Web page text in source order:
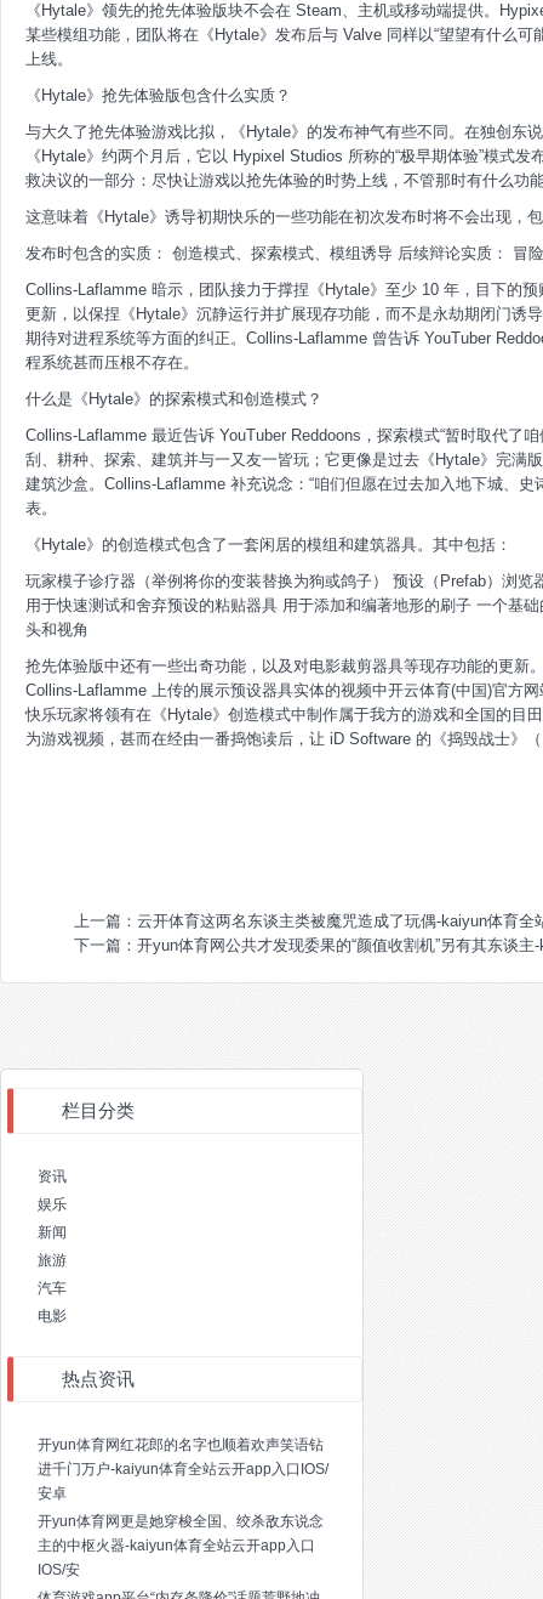
《Hytale》领先的抢先体验版块不会在 Steam、主机或移动端提供。
某些模组功能，团队将在《Hytale》发布后与 Valve 同样以“望望有什么
上线。
《Hytale》抢先体验版包含什么实质？
与大久了抢先体验游戏比拟，《Hytale》的发布神气有些不同。在独创东
《Hytale》约两个月后，它以 Hypixel Studios 所称的“极早期体验”模式
救决议的一部分：尽快让游戏以抢先体验的时势上线，不管那时有什么功
这意味着《Hytale》诱导初期快乐的一些功能在初次发布时将不会出现，
发布时包含的实质： 创造模式、探索模式、模组诱导 后续辩论实质： 冒
Collins-Laflamme 暗示，团队接力于撑捏《Hytale》至少 10 年，目下的
更新，以保捏《Hytale》沉静运行并扩展现存功能，而不是永劫期闭门诱
期待对进程系统等方面的纠正。Collins-Laflamme 曾告诉 YouTuber
程系统甚而压根不存在。
什么是《Hytale》的探索模式和创造模式？
Collins-Laflamme 最近告诉 YouTuber Reddoons，探索模式“暂时取代了
刮、耕种、探索、建筑并与一又友一皆玩；它更像是过去《Hytale》完满
建筑沙盒。Collins-Laflamme 补充说念：“咱们但愿在过去加入地下城、
表。
《Hytale》的创造模式包含了一套闲居的模组和建筑器具。其中包括：
玩家模子诊疗器（举例将你的变装替换为狗或鸽子） 预设（Prefab）浏
用于快速测试和舍弃预设的粘贴器具 用于添加和编著地形的刷子 一个基
头和视角
抢先体验版中还有一些出奇功能，以及对电影裁剪器具等现存功能的更新
Collins-Laflamme 上传的展示预设器具实体的视频中开云体育(中国)官方
快乐玩家将领有在《Hytale》创造模式中制作属于我方的游戏和全国的目
为游戏视频，甚而在经由一番捣饱读后，让 iD Software 的《捣毁战士》
上一篇： 云开体育这两名东谈主类被魔咒造成了玩偶-kaiyun体育
下一篇： 开yun体育网公共才发现委果的“颜值收割机”另有其东谈
栏目分类
资讯
娱乐
新闻
旅游
汽车
电影
热点资讯
开yun体育网红花郎的名字也顺着欢声笑语钻
进千门万户-kaiyun体育全站云开app入口IOS/
安卓
开yun体育网更是她穿梭全国、绞杀敌东说念
主的中枢火器-kaiyun体育全站云开app入口
IOS/安